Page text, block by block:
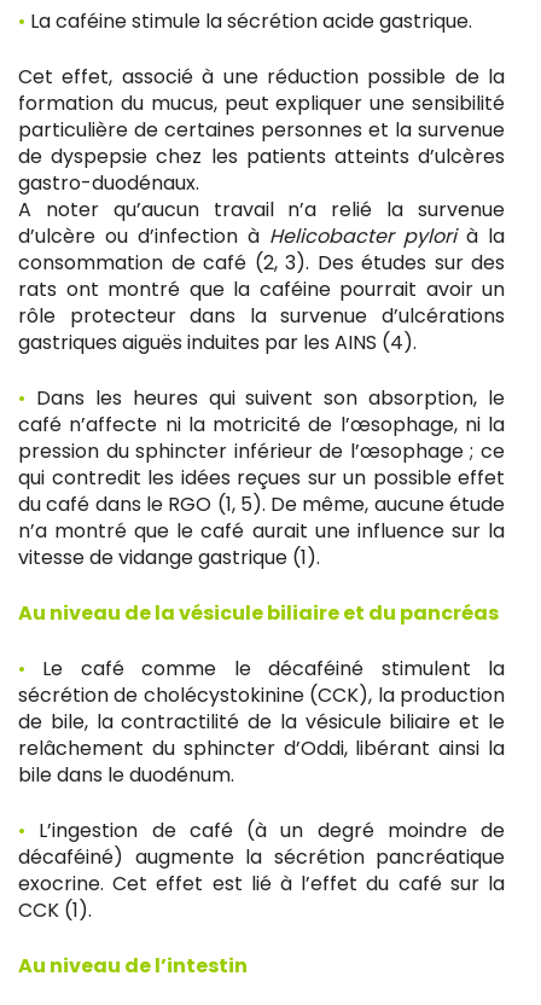
• La caféine stimule la sécrétion acide gastrique.
Cet effet, associé à une réduction possible de la
formation du mucus, peut expliquer une sensibilité
particulière de certaines personnes et la survenue
de dyspepsie chez les patients atteints d’ulcères
gastro-duodénaux.
A noter qu’aucun travail n’a relié la survenue
d’ulcère ou d’infection à Helicobacter pylorià la
consommation de café (2, 3). Des études sur des
rats ont montré que la caféine pourrait avoir un
rôle protecteur dans la survenue d’ulcérations
gastriques aiguës induites par les AINS (4).
• Dans les heures qui suivent son absorption, le
café n’affecte ni la motricité de l’œsophage, ni la
pression du sphincter inférieur de l’œsophage ; ce
qui contredit les idées reçues sur un possible effet
du café dans le RGO (1, 5). De même, aucune étude
n’a montré que le café aurait une influence sur la
vitesse de vidange gastrique (1).
Au niveau de la vésicule biliaire et du pancréas
• Le café comme le décaféiné stimulent la
sécrétion de cholécystokinine (CCK), la production
de bile, la contractilité de la vésicule biliaire et le
relâchement du sphincter d’Oddi, libérant ainsi la
bile dans le duodénum.
• L’ingestion de café (à un degré moindre de
décaféiné) augmente la sécrétion pancréatique
exocrine. Cet effet est lié à l’effet du café sur la
CCK (1).
Au niveau de l’intestin